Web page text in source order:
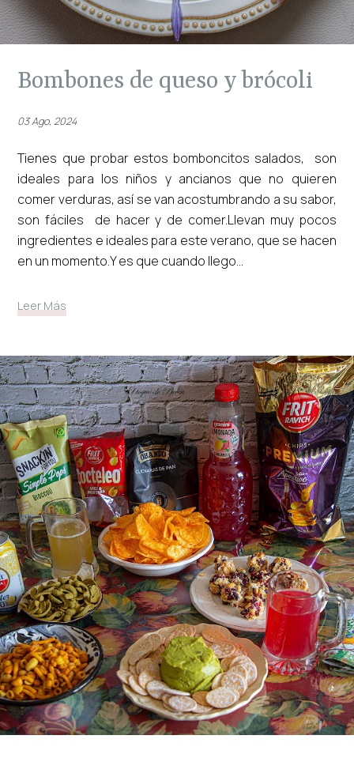
bombones de queso y brócoli
03 Ago, 2024
Tienes que probar estos bomboncitos salados, son
ideales para los niños y ancianos que no quieren
comer verduras, así se van acostumbrando a su sabor,
son fáciles de hacer y de comer.Llevan muy pocos
ingredientes e ideales para este verano, que se hacen
en un momento.Y es que cuando llego...
Leer Más